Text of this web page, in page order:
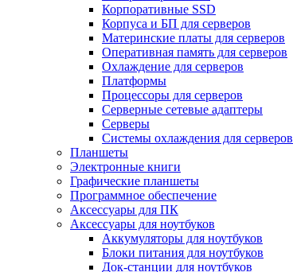
Корпоративные SSD
Корпуса и БП для серверов
Материнские платы для серверов
Оперативная память для серверов
Охлаждение для серверов
Платформы
Процессоры для серверов
Серверные сетевые адаптеры
Серверы
Системы охлаждения для серверов
Планшеты
Электронные книги
Графические планшеты
Программное обеспечение
Аксессуары для ПК
Аксессуары для ноутбуков
Аккумуляторы для ноутбуков
Блоки питания для ноутбуков
Док-станции для ноутбуков